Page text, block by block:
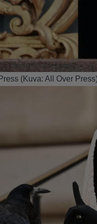
(Kuva: All Over